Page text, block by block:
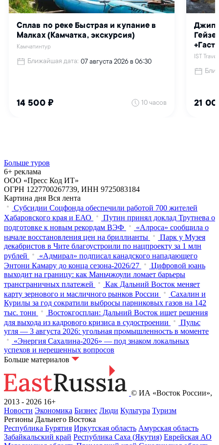
Больше туров
6+ реклама
ООО «Пресс Код ИТ»
ОГРН 1227700267739, ИНН 9725083184
Картина дня Вся лента
Субсидии Соцфонда обеспечили работой 700 жителей
Хабаровского края и ЕАО
Путин принял доклад Трутнева о
подготовке к новым рекордам ВЭФ
«Алроса» сообщила о
начале восстановления цен на бриллианты
Парк у Музея
декабристов в Чите благоустроили по нацпроекту за 1 млн
рублей
«Адмирал» подписал канадского нападающего
Энтони Камару до конца сезона-2026/27
Цифровой юань
выходит на границу: как Маньчжоули ломает барьеры
трансграничных платежей
Как Дальний Восток меняет
карту зернового и масличного рынков России
Сахалин и
Курилы за год сократили выбросы парниковых газов на 142
тыс. тонн
Востокгосплан: Дальний Восток ищет решения
для выхода из кадрового кризиса в судостроении
Пульс
угля — 3 августа 2026: угольная промышленность в моменте
«Энергия Сахалина-2026» — под знаком локальных
успехов и нерешенных вопросов
Больше материалов
© ИА «Восток России»,
2013 - 2026 16+
Новости Экономика Бизнес Люди Культура Туризм
Регионы Дальнего Востока
Республика Бурятия Иркутская область Амурская область
Забайкальский край Республика Саха (Якутия) Еврейская АО